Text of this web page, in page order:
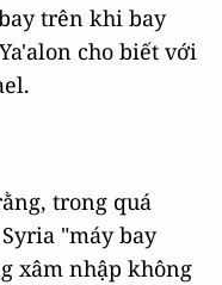
trên khi bay
cho biết với
trong quá
"máy bay
xâm nhập không